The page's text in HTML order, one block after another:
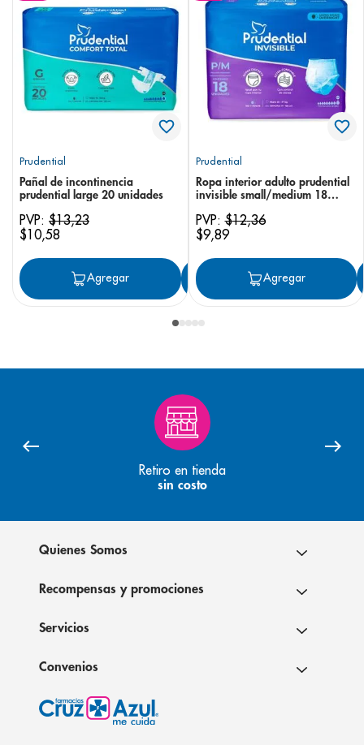
Prudential
Pañal de incontinencia
prudential large 20 unidades
PVP: $13,23
$10,58
Agregar Agregar
Prudential
Ropa interior adulto prudential
invisible small/medium 18
PVP:$12,36
$9,89
Agregar
Retiro en tienda
sin costo
Quienes Somos
Recompensas y promociones
Servicios
Convenios